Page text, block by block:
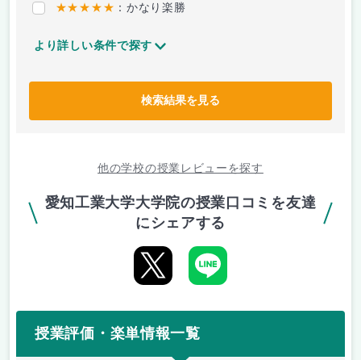
★★★★★ ：かなり楽勝
より詳しい条件で探す
検索結果を見る
他の学校の授業レビューを探す
愛知工業大学大学院の授業口コミを友達
にシェアする
授業評価・楽単情報一覧